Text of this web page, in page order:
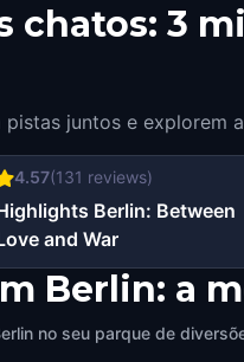
chatos: 3
juntos e explorem
4.57(131 reviews)
Berlin: Between
and War
Berlin: a
no seu parque de